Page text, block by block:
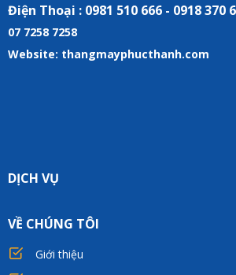
Điện Thoại : 0981 510 666 - 0918 370
07 7258 7258
Website: thangmayphucthanh.com
DỊCH VỤ
VỀ CHÚNG TÔI
Giới thiệu